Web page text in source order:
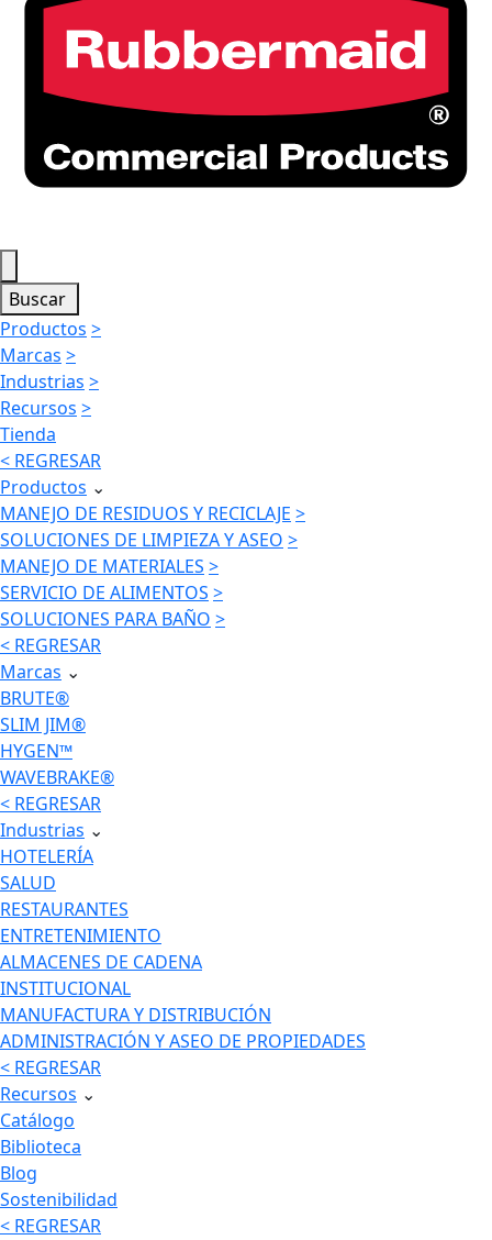
Buscar
Productos >
Marcas >
Industrias >
Recursos >
Tienda
< REGRESAR
Productos ⌄
MANEJO DE RESIDUOS Y RECICLAJE >
SOLUCIONES DE LIMPIEZA Y ASEO >
MANEJO DE MATERIALES >
SERVICIO DE ALIMENTOS >
SOLUCIONES PARA BAÑO >
< REGRESAR
Marcas ⌄
BRUTE®
SLIM JIM®
HYGEN™
WAVEBRAKE®
< REGRESAR
Industrias ⌄
HOTELERÍA
SALUD
RESTAURANTES
ENTRETENIMIENTO
ALMACENES DE CADENA
INSTITUCIONAL
MANUFACTURA Y DISTRIBUCIÓN
ADMINISTRACIÓN Y ASEO DE PROPIEDADES
< REGRESAR
Recursos ⌄
Catálogo
Biblioteca
Blog
Sostenibilidad
< REGRESAR